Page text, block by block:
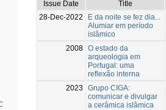
Issue Date
Title
28-Dec-2022
E da noite se fez dia...
Alumiar em período
islâmico
2008 O estado da
arqueologia em
Portugal: uma
reflexão interna
2023
Grupo CIGA:
comunicar e divulgar
a cerâmica islâmica